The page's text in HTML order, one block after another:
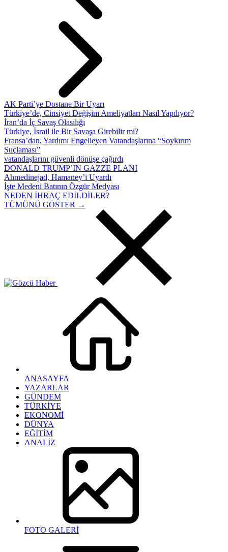
AK Parti’ye Dostane Bir Uyarı
Türkiye’de, Cinsiyet Değişim Ameliyatları Nasıl Yapılıyor?
İran’da İç Savaş Olasılığı
Türkiye, İsrail ile Bir Savaşa Girebilir mi?
Fransa’dan, Yardımı Engelleyen Vatandaşlarına “Soykırım
Suçlaması”
vatandaşlarını güvenli dönüşe çağırdı
DONALD TRUMP’IN GAZZE PLANI
Ahmedinejad, Hamaney’i Uyardı
İşte Medeni Batının Özgür Medyası
NEDEN İHRAÇ EDİLDİLER?
TÜMÜNÜ GÖSTER →
ANASAYFA
YAZARLAR
GÜNDEM
TÜRKİYE
EKONOMİ
DÜNYA
EĞİTİM
ANALİZ
FOTO GALERİ